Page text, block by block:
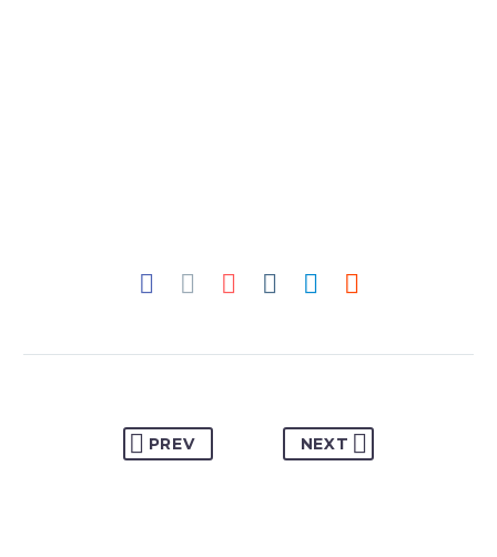
PREV NEXT